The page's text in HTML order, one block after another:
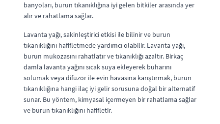
banyoları, burun tıkanıklığına iyi gelen bitkiler arasında yer
alır ve rahatlama sağlar.
Lavanta yağı, sakinleştirici etkisi ile bilinir ve burun
tıkanıklığını hafifletmede yardımcı olabilir. Lavanta yağı,
burun mukozasını rahatlatır ve tıkanıklığı azaltır. Birkaç
damla lavanta yağını sıcak suya ekleyerek buharını
solumak veya difüzör ile evin havasına karıştırmak, burun
tıkanıklığına hangi ilaç iyi gelir sorusuna doğal bir alternatif
sunar. Bu yöntem, kimyasal içermeyen bir rahatlama sağlar
ve burun tıkanıklığını hafifletir.